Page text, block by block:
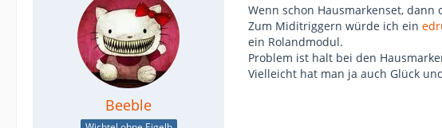
Beeble
Wenn schon Hausmarkenset,
Zum Miditriggern würde ich ein
ein Rolandmodul.
Problem ist halt bei den
Vielleicht hat man ja auch Glück